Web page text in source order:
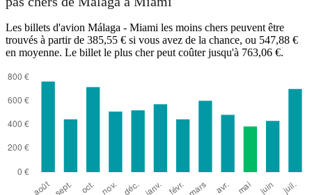
Málaga
Les billets d'avion Málaga - Miami les moins chers peuvent être
trouvés à partir de 385,55 € si vous avez de la chance, ou 547,88 €
en moyenne. Le billet le plus cher peut coûter jusqu'à 763,06 €.